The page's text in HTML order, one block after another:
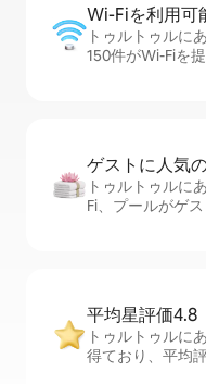
Wi-Fiを利⁠用⁠可⁠
トゥルトゥルに
150件がWi-Fiを
ゲストに人⁠気⁠
トゥルトゥルに
Fi、プールがゲ
平均星評価4.8
トゥルトゥルに
得ており、平均